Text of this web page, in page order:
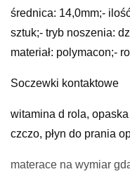
średnica: 14,0mm;-
sztuk;- tryb noszenia:
materiał: polymacon;-
Soczewki kontaktowe
witamina d rola,
czczo, płyn do prania
materace na wymiar